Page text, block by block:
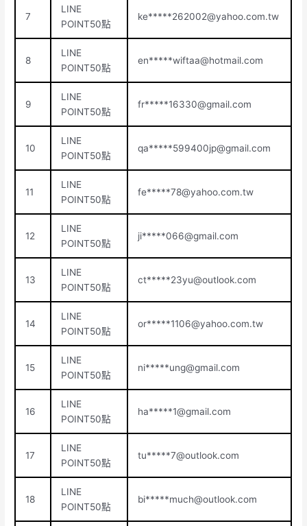
7
LINE
POINT50點
ke*****262002@yahoo.com.tw
8
LINE
POINT50點
en*****wiftaa@hotmail.com
9
LINE
POINT50點
fr*****16330@gmail.com
10
LINE
POINT50點
qa*****599400jp@gmail.com
11
LINE
POINT50點
fe*****78@yahoo.com.tw
12
LINE
POINT50點
ji*****066@gmail.com
13
LINE
POINT50點
ct*****23yu@outlook.com
14
LINE
POINT50點
or*****1106@yahoo.com.tw
15
LINE
POINT50點
ni*****ung@gmail.com
16
LINE
POINT50點
ha*****1@gmail.com
17
LINE
POINT50點
tu*****7@outlook.com
18
LINE
POINT50點
bi*****much@outlook.com